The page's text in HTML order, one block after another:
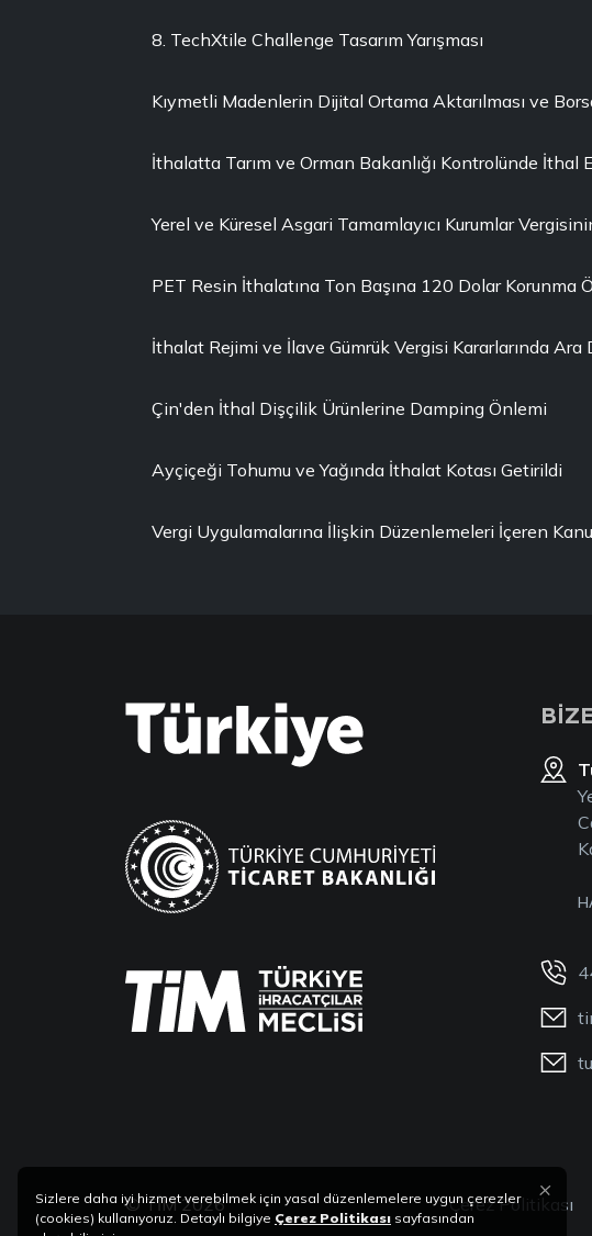
8. TechXtile Challenge Tasarım Yarışması
Kıymetli Madenlerin Dijital Ortama Aktarılması ve
İthalatta Tarım ve Orman Bakanlığı Kontrolünde İthal
Yerel ve Küresel Asgari Tamamlayıcı Kurumlar
PET Resin İthalatına Ton Başına 120 Dolar Korunma
İthalat Rejimi ve İlave Gümrük Vergisi Kararlarında Ara
Çin'den İthal Dişçilik Ürünlerine Damping Önlemi
Ayçiçeği Tohumu ve Yağında İthalat Kotası Getirildi
Vergi Uygulamalarına İlişkin Düzenlemeleri İçeren
© TİM 2026 Çerez Politikası
×
Sizlere daha iyi hizmet verebilmek için yasal düzenlemelere uygun çerezler
(cookies) kullanıyoruz. Detaylı bilgiye Çerez Politikası sayfasından